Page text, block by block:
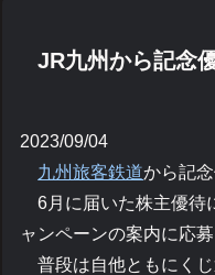
JR九州から記念
2023/09/04
九州旅客鉄道から記
6月に届いた株主優待
ャンペーンの案内に応
普段は自他ともにく